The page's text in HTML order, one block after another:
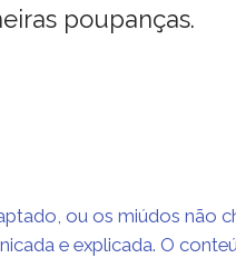
poupanças.
ou os miúdos não
e explicada. O